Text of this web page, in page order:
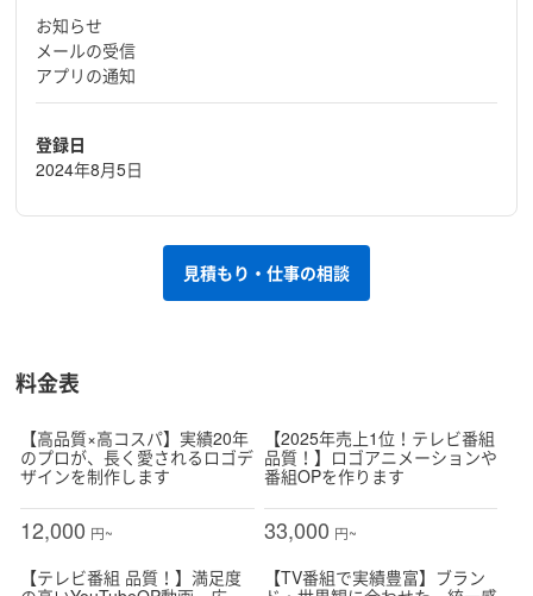
お知らせ
メールの受信
アプリの通知
登録日
2024年8月5日
見積もり・仕事の相談
料金表
【高品質×高コスパ】実績20年
のプロが、長く愛されるロゴデ
ザインを制作します
12,000 円~
【2025年売上1位！テレビ番組
品質！】ロゴアニメーションや
番組OPを作ります
33,000 円~
【テレビ番組 品質！】満足度
【TV番組で実績豊富】ブラン